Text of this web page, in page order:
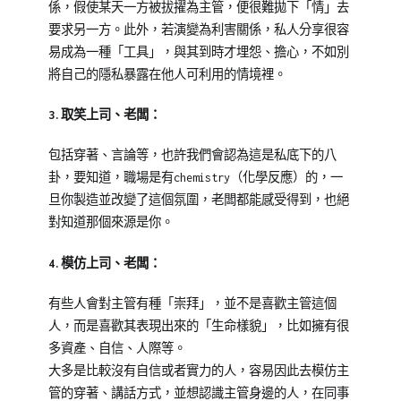
係，假使某天一方被拔擢為主管，便很難拋下「情」去
要求另一方。此外，若演變為利害關係，私人分享很容
易成為一種「工具」，與其到時才埋怨、擔心，不如別
將自己的隱私暴露在他人可利用的情境裡。
3.取笑上司、老闆：
包括穿著、言論等，也許我們會認為這是私底下的八
卦，要知道，職場是有chemistry（化學反應）的，一
旦你製造並改變了這個氛圍，老闆都能感受得到，也絕
對知道那個來源是你。
4.模仿上司、老闆：
有些人會對主管有種「崇拜」，並不是喜歡主管這個
人，而是喜歡其表現出來的「生命樣貌」，比如擁有很
多資產、自信、人際等。
大多是比較沒有自信或者實力的人，容易因此去模仿主
管的穿著、講話方式，並想認識主管身邊的人，在同事